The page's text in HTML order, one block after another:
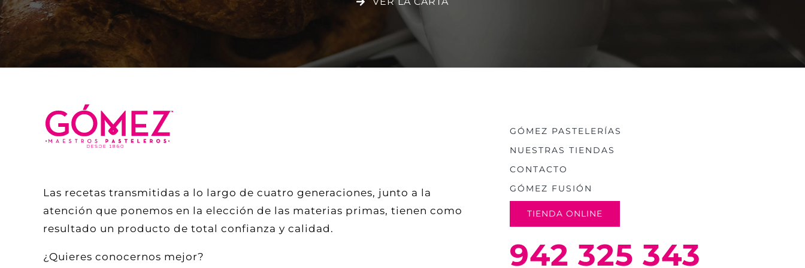
Las recetas transmitidas a lo largo de cuatro generaciones, junto a la
atención que ponemos en la elección de las materias primas, tienen como
resultado un producto de total confianza y calidad.
¿Quieres conocernos mejor?
GÓMEZ PASTELERÍAS
NUESTRAS TIENDAS
CONTACTO
GÓMEZ FUSIÓN
TIENDA ONLINE
942 325 343